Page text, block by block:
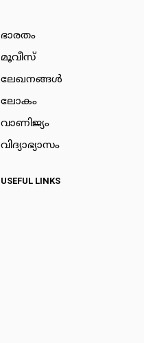
ഭാരതം
മൂവീസ്
ലേഖനങ്ങള്‍
ലോകം
വാണിജ്യം
വിദ്യാഭ്യാസം
USEFUL LINKS